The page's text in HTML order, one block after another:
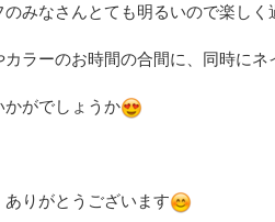
のみなさんとても明るいので楽しく
ラーのお時間の合間に、同時にネ
かがでしょうか
ありがとうございます